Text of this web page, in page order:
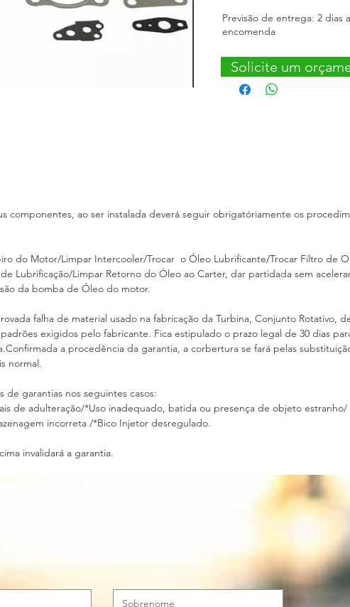
Previsão de entrega: 2 dias
encomenda
componentes, ao ser instalada deverá seguir obrigatóriamente os
do Motor/Limpar Intercooler/Trocar o Óleo Lubrificante/Trocar Filtro de
Lubrificação/Limpar Retorno do Óleo ao Carter, dar partidada sem
da bomba de Óleo do motor.
falha de material usado na fabricação da Turbina, Conjunto Rotativo,
exigidos pelo fabricante. Fica estipulado o prazo legal de 30 dias
a procedência da garantia, a corbertura se fará pelas
normal.
de garantias nos seguintes casos:
de adulteração/*Uso inadequado, batida ou presença de objeto
incorreta /*Bico Injetor desregulado.
invalidará a garantia.
Solicite um